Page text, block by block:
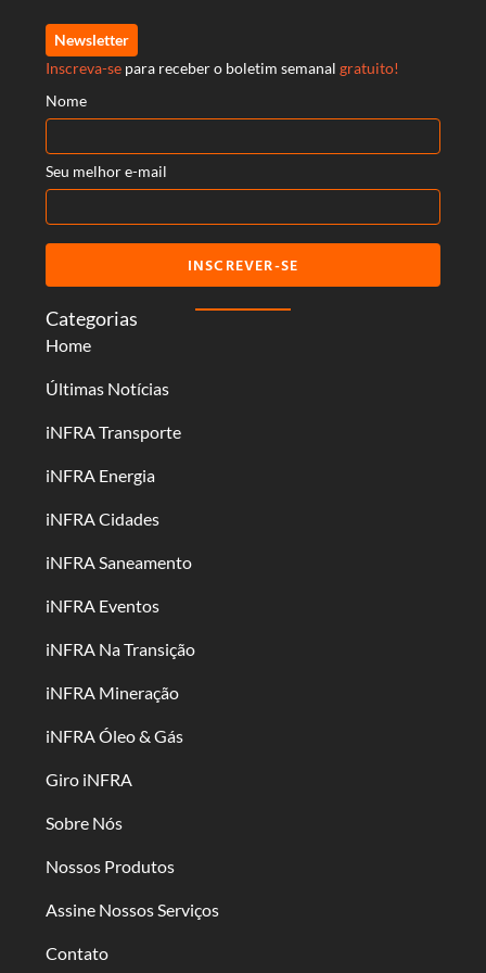
Categorias
Home
Últimas Notícias
iNFRA Transporte
iNFRA Energia
iNFRA Cidades
iNFRA Saneamento
iNFRA Eventos
iNFRA Na Transição
iNFRA Mineração
iNFRA Óleo & Gás
Giro iNFRA
Sobre Nós
Nossos Produtos
Assine Nossos Serviços
Contato
Newsletter
Inscreva-se para receber o boletim semanal gratuito!
Nome
Seu melhor e-mail
INSCREVER-SE